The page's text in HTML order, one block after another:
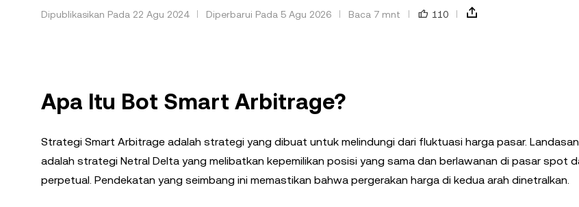
Dipublikasikan Pada 22 Agu 2024 Diperbarui Pada 5 Agu 2026 Baca 7 mnt 110
Apa Itu Bot Smart Arbitrage?
Strategi Smart Arbitrage adalah strategi yang dibuat untuk melindungi dari fluktuasi harga pasar.
adalah strategi Netral Delta yang melibatkan kepemilikan posisi yang sama dan berlawanan di pasar spot
perpetual. Pendekatan yang seimbang ini memastikan bahwa pergerakan harga di kedua arah dinetralkan.